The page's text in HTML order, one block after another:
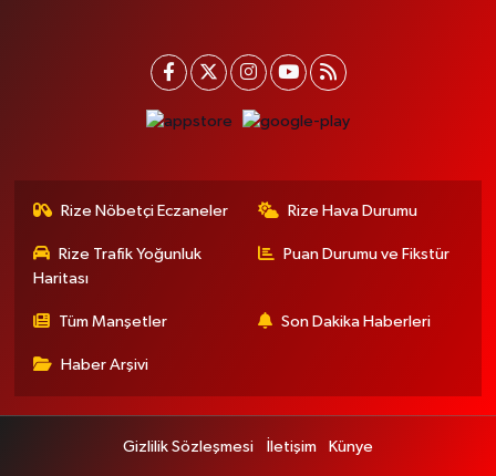
Rize Nöbetçi Eczaneler Rize Hava Durumu
Rize Trafik Yoğunluk
Haritası
Puan Durumu ve Fikstür
Tüm Manşetler Son Dakika Haberleri
Haber Arşivi
Gizlilik Sözleşmesi İletişim Künye